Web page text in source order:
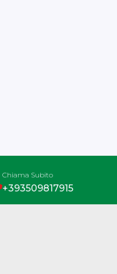
Chiama Subito
+393509817915